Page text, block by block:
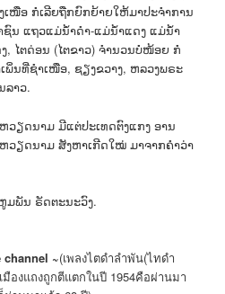
ໜືອ ກໍ່ເລີຍຖືກຍົກຍ້າຍໃຫ້ມາປະຈຳການ
ນ ແຖວແມ່ນ້ຳດຳ-ແມ່ນ້ຳແດງ ແມ່ນ້ຳ
, ໄຕດ່ອນ (ໄຕຂາວ) ຈຳນວນບໍ່ໜ້ອຍ ກໍ່
ພິ່ນທີ່ຊຳເໜືອ, ຊຽງຂວາງ, ຫລວງພຣະ
ລາວ.
ຽດນາມ ມີແຕ່ປະເທດຕົງແກງ ອານ
ວຽດນາມ ສັງຫາເກີດໃໝ່ ມາຈາກຄຳວ່າ
ມພັນ ຣັດຕະນະວົງ.
~(เพลงไตดำลำพัน(ไทดำ
องแถงถูกตีแตกในปี 1954คือผ่านมา